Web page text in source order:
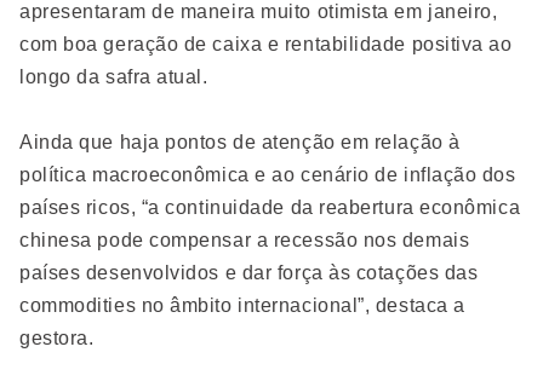
apresentaram de maneira muito otimista em janeiro,
com boa geração de caixa e rentabilidade positiva ao
longo da safra atual.
Ainda que haja pontos de atenção em relação à
política macroeconômica e ao cenário de inflação dos
países ricos, “a continuidade da reabertura econômica
chinesa pode compensar a recessão nos demais
países desenvolvidos e dar força às cotações das
commodities no âmbito internacional”, destaca a
gestora.